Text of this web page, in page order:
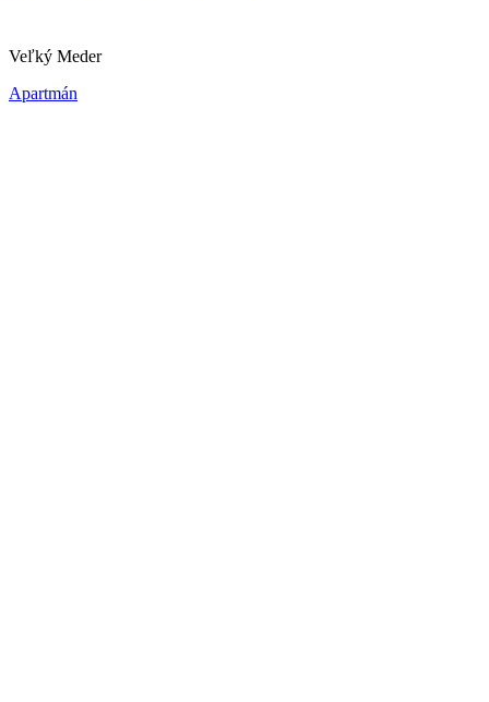
Veľký Meder
Apartmán